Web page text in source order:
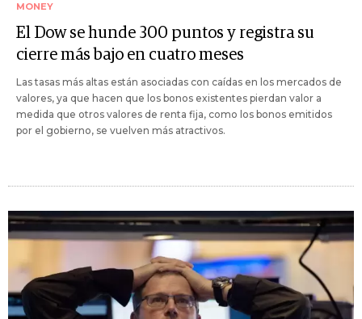
MONEY
El Dow se hunde 300 puntos y registra su
cierre más bajo en cuatro meses
Las tasas más altas están asociadas con caídas en los mercados de
valores, ya que hacen que los bonos existentes pierdan valor a
medida que otros valores de renta fija, como los bonos emitidos
por el gobierno, se vuelven más atractivos.